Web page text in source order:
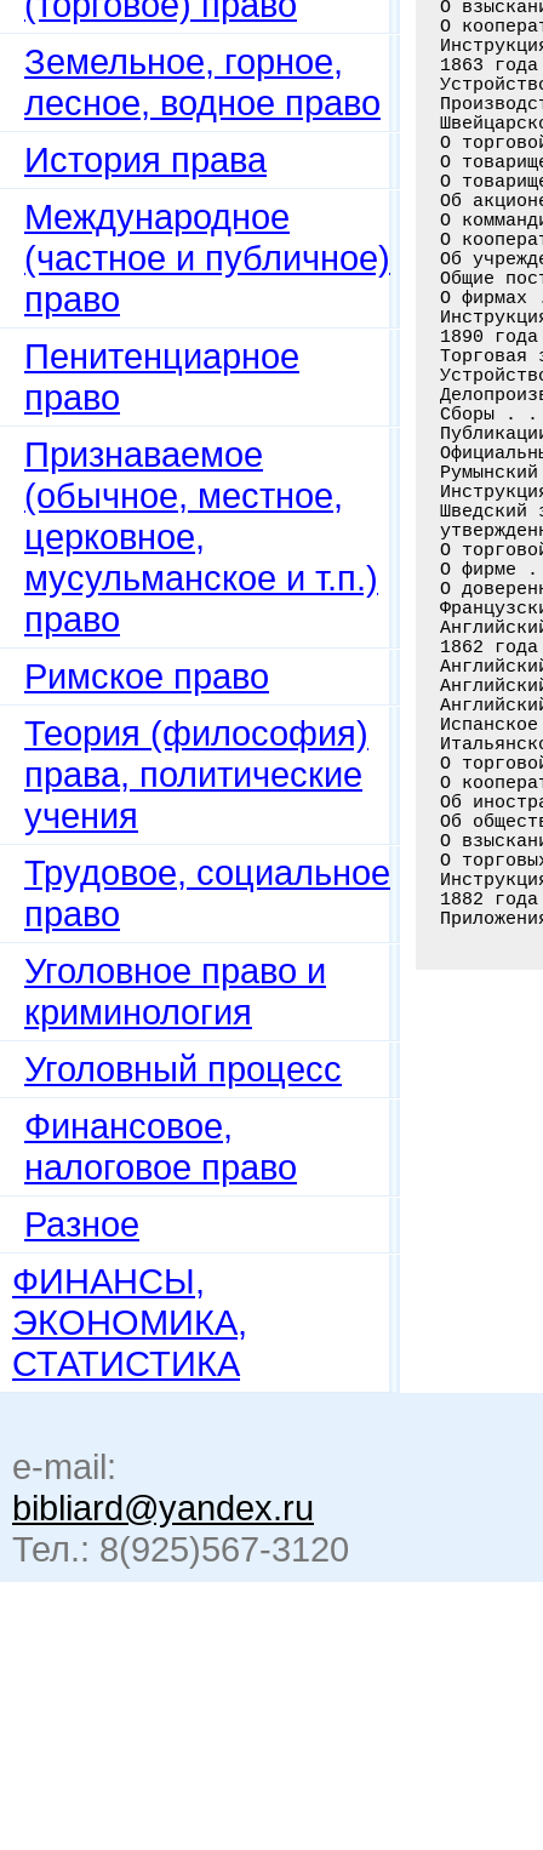
Земельное, горное,
лесное, водное право
История права
Международное
(частное и публичное)
право
Пенитенциарное
право
Признаваемое
(обычное, местное,
церковное,
мусульманское и т.п.)
право
Римское право
Теория (философия)
права, политические
учения
Трудовое, социальное
право
Уголовное право и
криминология
Уголовный процесс
Финансовое,
налоговое право
Разное
ФИНАНСЫ,
ЭКОНОМИКА,
СТАТИСТИКА
О
О
1863
О
О
О
Об
О
О
Об
Общие
О
1890
Шведский
О
О
О
1862
О
О
Об
Об
О
О
1882
e-mail:
bibliard@yandex.ru
Тел.: 8(925)567-3120